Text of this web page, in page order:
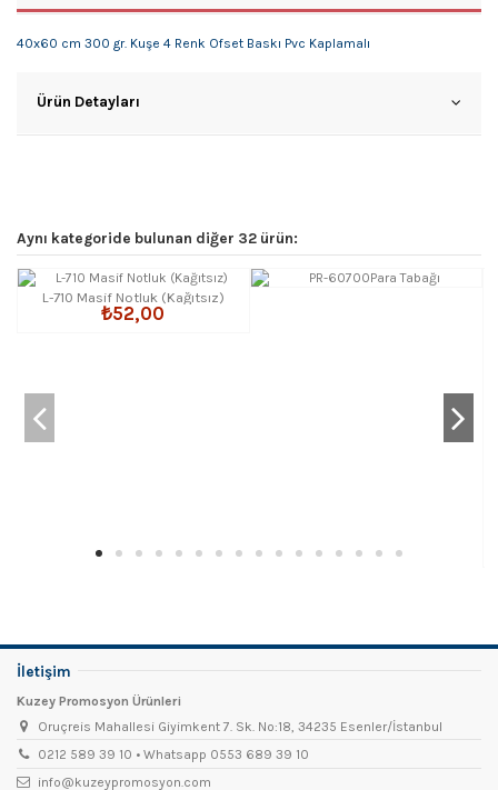
40x60 cm 300 gr. Kuşe 4 Renk Ofset Baskı Pvc Kaplamalı
Ürün Detayları
Aynı kategoride bulunan diğer 32 ürün:
L-710 Masif Notluk (Kağıtsız)
₺52,00
İletişim
Kuzey Promosyon Ürünleri
Oruçreis Mahallesi Giyimkent 7. Sk. No:18, 34235 Esenler/İstanbul
0212 589 39 10 • Whatsapp 0553 689 39 10
info@kuzeypromosyon.com